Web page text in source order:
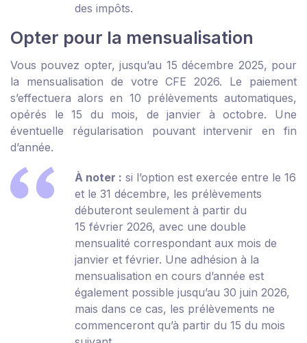
des impôts.
Opter pour la mensualisation
Vous pouvez opter, jusqu’au 15 décembre 2025, pour
la mensualisation de votre CFE 2026. Le paiement
s’effectuera alors en 10 prélèvements automatiques,
opérés le 15 du mois, de janvier à octobre. Une
éventuelle régularisation pouvant intervenir en fin
d’année.
À noter : si l’option est exercée entre le 16
et le 31 décembre, les prélèvements
débuteront seulement à partir du
15 février 2026, avec une double
mensualité correspondant aux mois de
janvier et février. Une adhésion à la
mensualisation en cours d’année est
également possible jusqu’au 30 juin 2026,
mais dans ce cas, les prélèvements ne
commenceront qu’à partir du 15 du mois